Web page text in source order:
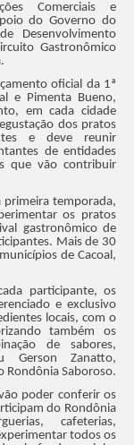
Comerciais e
do Governo do
Desenvolvimento
Gastronômico
oficial da 1ª
e Pimenta Bueno,
em cada cidade
dos pratos
e deve reunir
de entidades
que vão contribuir
temporada,
os pratos
gastronômico de
Mais de 30
de Cacoal,
participante, os
e exclusivo
locais, com o
também os
de sabores,
Gerson Zanatto,
Rondônia Saboroso.
poder conferir os
do Rondônia
cafeterias,
todos os